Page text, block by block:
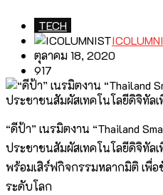
TECH
ตุลาคม 18, 2020
917
“ดีป้า” เนรมิตงาน “Thailand
ประชาชนสัมผัสเทคโนโลยีดิจิทัล
พร้อมเสิร์ฟกิจกรรมหลากมิติ เพื่อ
ระดับโลก